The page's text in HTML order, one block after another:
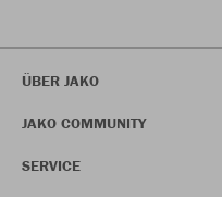
ÜBER JAKO
JAKO COMMUNITY
SERVICE